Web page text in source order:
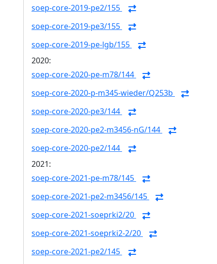
soep-core-2019-pe2/155
soep-core-2019-pe3/155
soep-core-2019-pe-lgb/155
2020:
soep-core-2020-pe-m78/144
soep-core-2020-p-m345-wieder/Q253b
soep-core-2020-pe3/144
soep-core-2020-pe2-m3456-nG/144
soep-core-2020-pe2/144
2021:
soep-core-2021-pe-m78/145
soep-core-2021-pe2-m3456/145
soep-core-2021-soeprki2/20
soep-core-2021-soeprki2-2/20
soep-core-2021-pe2/145